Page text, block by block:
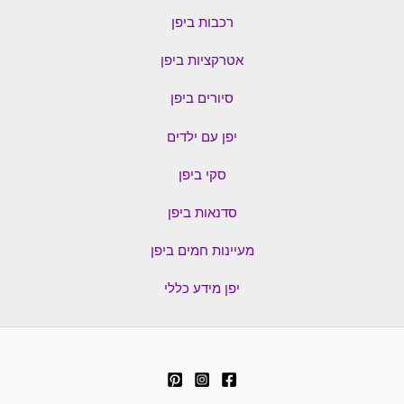
רכבות ביפן
אטרקציות ביפן
סיורים ביפן
יפן עם ילדים
סקי ביפן
סדנאות ביפן
מעיינות חמים ביפן
יפן מידע כללי